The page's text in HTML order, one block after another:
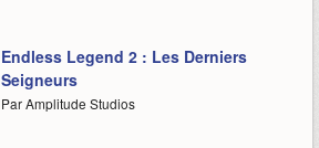
Endless Legend 2 : Les Derniers
Seigneurs
Par Amplitude Studios